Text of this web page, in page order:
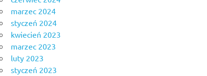
marzec 2024
styczeń 2024
kwiecień 2023
marzec 2023
luty 2023
styczeń 2023